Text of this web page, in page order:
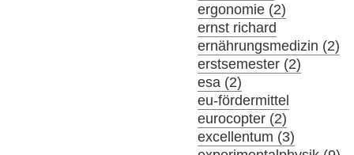
ergonomie (2)
ernst richard
ernährungsmedizin (2)
erstsemester (2)
esa (2)
eu-fördermittel
eurocopter (2)
excellentum (3)